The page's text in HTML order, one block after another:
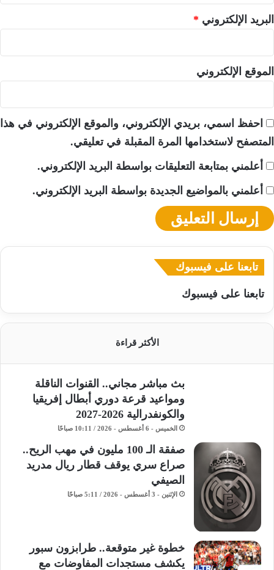
البريد الإلكتروني *
الموقع الإلكتروني
احفظ اسمي، بريدي الإلكتروني، والموقع الإلكتروني في هذا
المتصفح لاستخدامها المرة المقبلة في تعليقي.
أعلمني بمتابعة التعليقات بواسطة البريد الإلكتروني.
أعلمني بالمواضيع الجديدة بواسطة البريد الإلكتروني.
تابعنا على فيسبوك
تابعنا على فيسبوك
الأكثر قراءة
بث مباشر مجاني.. القنوات الناقلة
ومواعيد قرعة دوري أبطال إفريقيا
والكونفدرالية 2026-2027
الخميس - 6 أغسطس - 2026 / 10:11 صباحًا
صفقة الـ 100 مليون في مهب الريح..
صراع سري يوقف قطار ريال مدريد
الصيفي
الإثنين - 3 أغسطس - 2026 / 5:11 صباحًا
خطوة غير متوقعة.. طرابزون سبور
يكشف مستجدات المفاوضات مع